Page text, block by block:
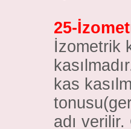
25-
İzometrik
kas
adı